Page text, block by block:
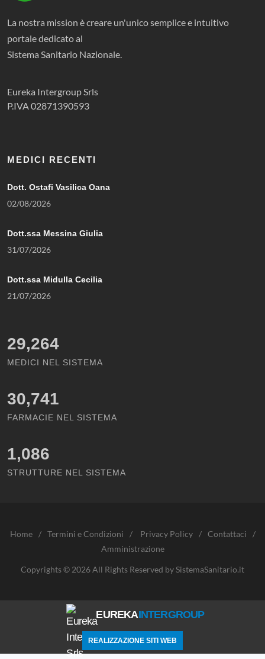
La nostra mission è creare un'unico semplice e intuitivo
portale dedicato al
Sistema Sanitario Nazionale.
Eureka Intergroup Srls
P.IVA 02871390593
MEDICI RECENTI
Dott. Ostafi Vasilica Oana
02/08/2026
Dott.ssa Messina Giulia
31/07/2026
Dott.ssa Midulla Cecilia
21/07/2026
29,264
MEDICI NEL SISTEMA
30,741
FARMACIE NEL SISTEMA
1,086
STRUTTURE NEL SISTEMA
Home / Termini e Condizioni / Privacy Policy / Contattaci
/
Amministrazione
Copyrights © 2026 All Rights Reserved by SistemaSanitario.it
EUREKAINTERGROUP
REALIZZAZIONE SITI WEB